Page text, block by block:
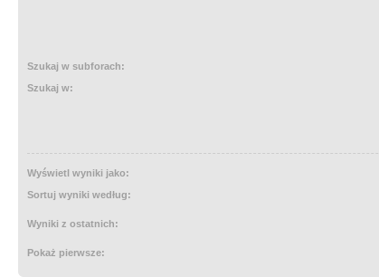
Szukaj w subforach:
Szukaj w:
Wyświetl wyniki jako:
Sortuj wyniki według:
Wyniki z ostatnich:
Pokaż pierwsze: